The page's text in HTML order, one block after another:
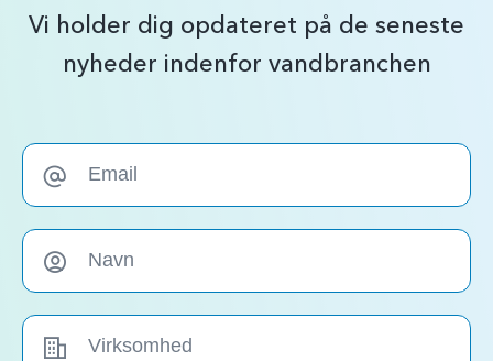
Vi holder dig opdateret på de seneste
nyheder indenfor vandbranchen